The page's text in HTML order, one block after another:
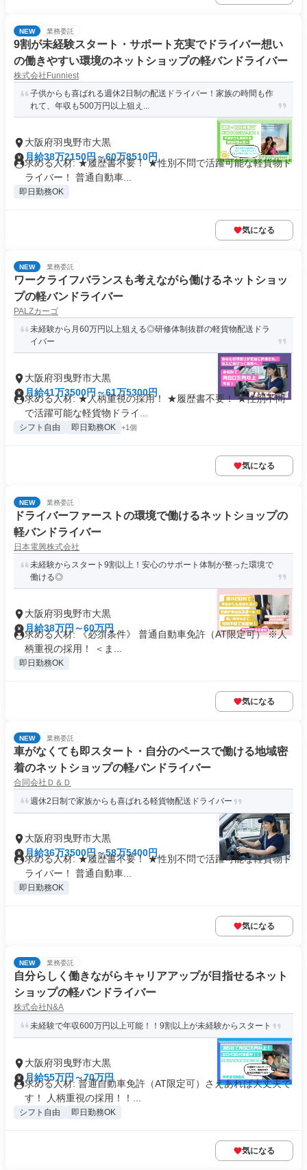
NEW 業務委託
9割が未経験スタート・サポート充実でドライバー想い
の働きやすい環境のネットショップの軽バンドライバー
株式会社Funniest
子供からも喜ばれる週休2日制の配送ドライバー！家族の時間も作
れて、年収も500万円以上狙え...
大阪府羽曳野市大黒
月給38万2150円～60万8510円
求める人材: ★履歴書不要！ ★性別不問で活躍可能な軽貨物ド
ライバー！ 普通自動車...
即日勤務OK
気になる
NEW 業務委託
ワークライフバランスも考えながら働けるネットショッ
プの軽バンドライバー
PALZカーゴ
未経験から月60万円以上狙える◎研修体制抜群の軽貨物配送ドラ
イバー
大阪府羽曳野市大黒
月給41万3500円～61万5300円
求める人材: ★人柄重視の採用！ ★履歴書不要！ ★性別不問
で活躍可能な軽貨物ドライ...
シフト自由 即日勤務OK +1個
気になる
NEW 業務委託
ドライバーファーストの環境で働けるネットショップの
軽バンドライバー
日本電興株式会社
未経験からスタート9割以上！安心のサポート体制が整った環境で
働ける◎
大阪府羽曳野市大黒
月給38万円～60万円
求める人材: 《必須条件》 普通自動車免許（AT限定可） ※人
柄重視の採用！ ＜ま...
即日勤務OK
気になる
NEW 業務委託
車がなくても即スタート・自分のペースで働ける地域密
着のネットショップの軽バンドライバー
合同会社Ｄ＆Ｄ
週休2日制で家族からも喜ばれる軽貨物配送ドライバー
大阪府羽曳野市大黒
月給36万3500円～58万5400円
求める人材: ★履歴書不要！ ★性別不問で活躍可能な軽貨物ド
ライバー！ 普通自動車...
即日勤務OK
気になる
NEW 業務委託
自分らしく働きながらキャリアアップが目指せるネット
ショップの軽バンドライバー
株式会社N&A
未経験で年収600万円以上可能！！9割以上が未経験からスタート
大阪府羽曳野市大黒
月給55万円～70万円
求める人材: 普通自動車免許（AT限定可）さえあれば大丈夫で
す！ 人柄重視の採用！！...
シフト自由 即日勤務OK
気になる